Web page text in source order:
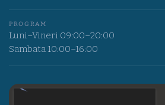
PROGRAM
Luni–Vineri 09:00–20:00
Sambata 10:00–16:00